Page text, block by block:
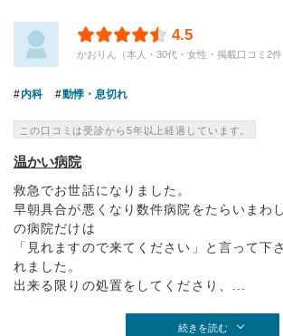
4.5
かおりん（本人・30代・女性・掲載口コミ2件
内科 動悸・息切れ
この口コミは受診から5年以上経過しています。
温かい病院
救急でお世話になりました。
早朝具合が悪くなり数件病院をたらいまわ
の病院だけは
「見れますので来てください」と言って下
れました。
出来る限りの処置をしてくださり、...
続きを読む